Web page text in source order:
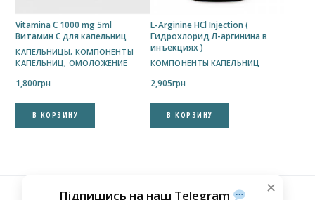
Vitamina C 1000 mg 5ml
Витамин С для капельниц
КАПЕЛЬНИЦЫ, КОМПОНЕНТЫ
КАПЕЛЬНИЦ, ОМОЛОЖЕНИЕ
1,800грн
В КОРЗИНУ
L-Arginine HCl Injection (
Гидрохлорид Л-аргинина в
инъекциях )
КОМПОНЕНТЫ КАПЕЛЬНИЦ
2,905грн
В КОРЗИНУ
✕
Підпишись на наш Telegram